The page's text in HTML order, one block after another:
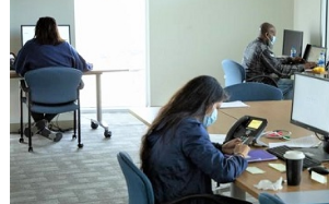
合作 Peter Raven 博士逝世 享年89岁
一晃三十年，初夏又相逢。中华日，等你
园“中华日三十周年特别报道（五）
筝声与琴韵交汇：刘励(Li Statler)与钢琴
与钢琴的精彩对话